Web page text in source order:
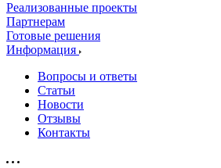
Реализованные проекты
Партнерам
Готовые решения
Информация
Вопросы и ответы
Статьи
Новости
Отзывы
Контакты